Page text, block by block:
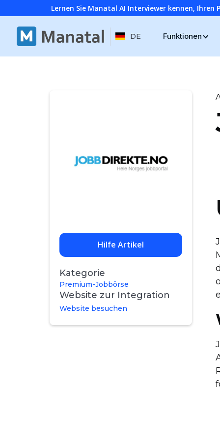
Lernen Sie Manatal AI Interviewer kennen,
DE Funktionen
Hilfe Artikel
Kategorie
Premium-Jobbörse
Website zur Integration
Website besuchen